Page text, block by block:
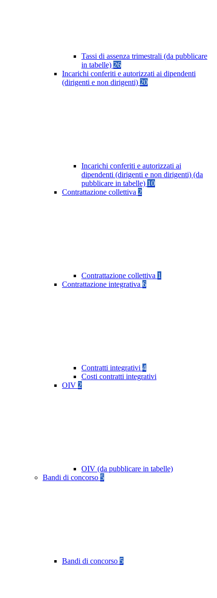
Tassi di assenza trimestrali (da pubblicare
in tabelle) 26
Incarichi conferiti e autorizzati ai dipendenti
(dirigenti e non dirigenti) 20
Incarichi conferiti e autorizzati ai
dipendenti (dirigenti e non dirigenti) (da
pubblicare in tabelle) 10
Contrattazione collettiva 2
Contrattazione collettiva 1
Contrattazione integrativa 6
Contratti integrativi 4
Costi contratti integrativi
OIV 2
OIV (da pubblicare in tabelle)
Bandi di concorso 5
Bandi di concorso 5